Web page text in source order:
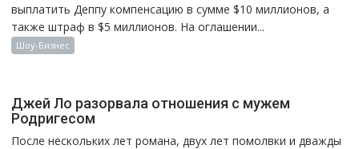
выплатить Деппу компенсацию в сумме $10 миллионов, а
также штраф в $5 миллионов. На оглашении...
Шоу-Бизнес
Джей Ло разорвала отношения с мужем
Родригесом
После нескольких лет романа, двух лет помолвки и дважды